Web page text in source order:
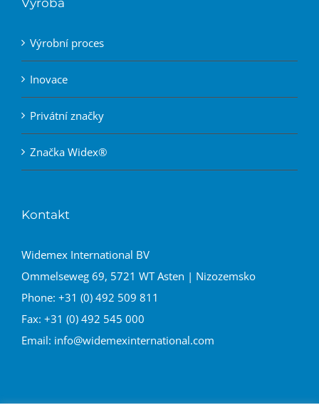
Výroba
Výrobní proces
Inovace
Privátní značky
Značka Widex®
Kontakt
Widemex International BV
Ommelseweg 69, 5721 WT Asten | Nizozemsko
Phone: +31 (0) 492 509 811
Fax: +31 (0) 492 545 000
Email: info@widemexinternational.com